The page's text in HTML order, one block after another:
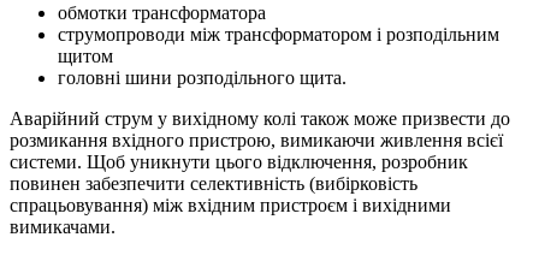
обмотки трансформатора
струмопроводи між трансформатором і розподільним
щитом
головні шини розподільного щита.
Аварійний струм у вихідному колі також може призвести до
розмикання вхідного пристрою, вимикаючи живлення всієї
системи. Щоб уникнути цього відключення, розробник
повинен забезпечити селективність (вибірковість
спрацьовування) між вхідним пристроєм і вихідними
вимикачами.